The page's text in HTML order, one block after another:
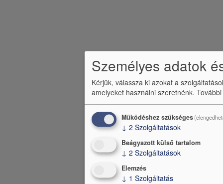
Személyes adatok
Kérjük, válassza ki azokat a
amelyeket használni szeretnénk.
Működéshez szükséges
↓ 2 Szolgáltatások
Beágyazott külső tartalom
↓ 2 Szolgáltatások
Elemzés
↓ 1 Szolgáltatás